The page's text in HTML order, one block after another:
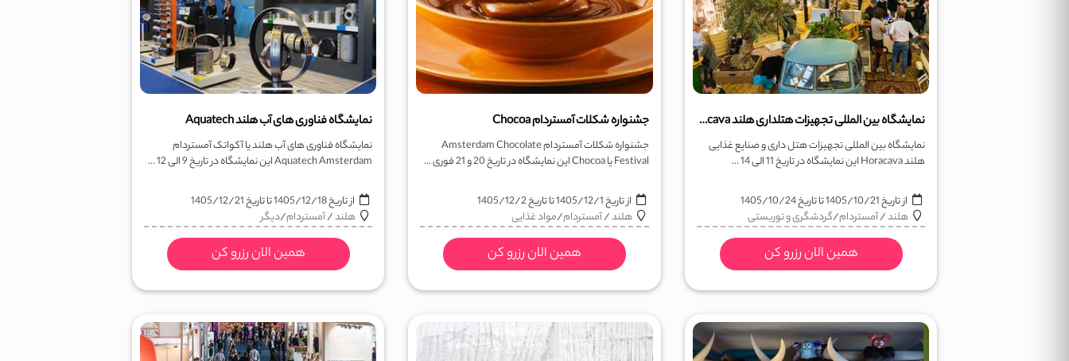
نمایشگاه بین المللی تجهیزات هتلداری هلند Horacava
نمایشگاه بین المللی تجهیزات هتل داری و صنایع غذایی
هلند Horacava این نمایشگاه در تاریخ 11 الی 14 ...
از تاریخ1405/10/21تا تاریخ1405/10/24
هلند/آمستردام/گردشگری و توریستی
همین الان رزرو کن
جشنواره شکلات آمستردام Chocoa
جشنواره شکلات آمستردام Amsterdam Chocolate
Festival یا Chocoa این نمایشگاه در تاریخ 20 و 21 فوری ...
از تاریخ1405/12/1تا تاریخ1405/12/2
هلند/آمستردام/مواد غذایی
همین الان رزرو کن
نمایشگاه فناوری های آب هلند Aquatech
نمایشگاه فناوری های آب هلند یا آکواتک آمستردام
Aquatech Amsterdam این نمایشگاه در تاریخ 9 الی 12 ...
از تاریخ1405/12/18تا تاریخ1405/12/21
هلند/آمستردام/دیگر
همین الان رزرو کن